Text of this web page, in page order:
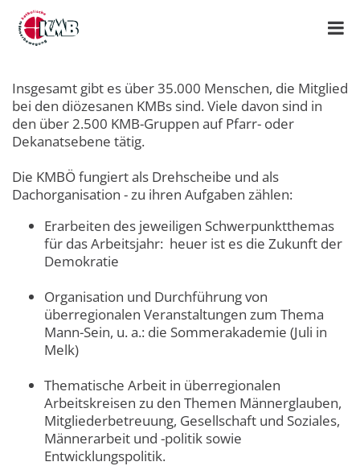
Insgesamt gibt es über 35.000 Menschen, die Mitglied
bei den diözesanen KMBs sind. Viele davon sind in
den über 2.500 KMB-Gruppen auf Pfarr- oder
Dekanatsebene tätig.
Die KMBÖ fungiert als Drehscheibe und als
Dachorganisation - zu ihren Aufgaben zählen:
Erarbeiten des jeweiligen Schwerpunktthemas
für das Arbeitsjahr: heuer ist es die Zukunft der
Demokratie
Organisation und Durchführung von
überregionalen Veranstaltungen zum Thema
Mann-Sein, u. a.: die Sommerakademie (Juli in
Melk)
Thematische Arbeit in überregionalen
Arbeitskreisen zu den Themen Männerglauben,
Mitgliederbetreuung, Gesellschaft und Soziales,
Männerarbeit und -politik sowie
Entwicklungspolitik.